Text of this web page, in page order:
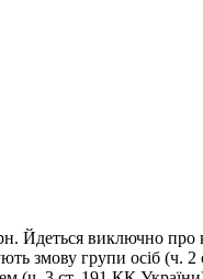
Йдеться виключно про
змову групи осіб (ч.